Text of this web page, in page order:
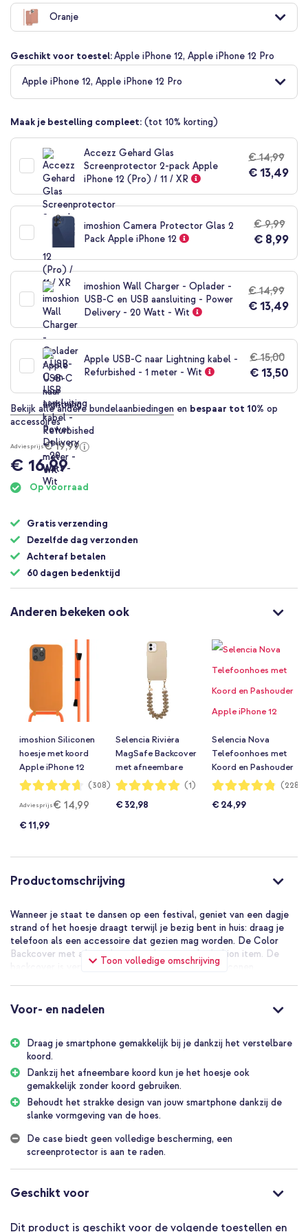
naar
begin
de
afbeeldingen-
gallerij
Oranje
Geschikt voor toestel:Apple iPhone 12, Apple iPhone 12 Pro
Apple iPhone 12, Apple iPhone 12 Pro
Maak je bestelling compleet: (tot 10% korting)
Accezz Gehard Glas
Screenprotector 2-pack Apple
iPhone 12 (Pro) / 11 / XR
€ 14,99
€ 13,49
imoshion Camera Protector Glas 2
Pack Apple iPhone 12
€ 9,99
€ 8,99
imoshion Wall Charger - Oplader -
USB-C en USB aansluiting - Power
Delivery - 20 Watt - Wit
€ 14,99
€ 13,49
Apple USB-C naar Lightning kabel -
Refurbished - 1 meter - Wit
€ 15,00
€ 13,50
Bekijk alle andere bundelaanbiedingen en bespaar tot 10% op
accessoires
Adviesprijs€ 19,99
€ 16,99
Op voorraad
Gratis verzending
Dezelfde dag verzonden
Achteraf betalen
60 dagen bedenktijd
Anderen bekeken ook
imoshion Siliconen
hoesje met koord
Apple iPhone 12
(Pro) - Oranje
Waardering:
93%
(308)
Adviesprijs€ 14,99
€ 11,99
Selencia Rivièra
MagSafe Backcover
met afneembare
haakjes voor de
Pro - Milky Latte +
Waardering:
100%
(1)
€ 32,98
Selencia Nova
Telefoonhoes met
Koord en Pashouder
Apple iPhone 12
Brown
Waardering:
96%
(228)
€ 24,99
Productomschrijving
Toon volledige omschrijving
Wanneer je staat te dansen op een festival, geniet van een dagje
strand of het hoesje draagt terwijl je bezig bent in huis: draag je
telefoon als een accessoire dat gezien mag worden. De Color
Backcover met afneembaar koord is een echt fashion item. De
backcover is vervaardigd uit schokabsorberend, siliconen
backcover is voorzien van een handig, verstelbaar koord. Dankzij
Sterk verstelbaar koord
Het afneembare koord heeft een diameter van 5mm en is gemaakt
van sterk natuurlijk materiaal. Dit maakt het koord zacht maar toch
sterk, en zorgt ervoor dat het bij het dragen niet in je huid snijdt.
Door de schuifconstructie is het makkelijk om het koord in de
juiste lengte te maken. Maak hem lang wanneer je je hoesje cross-
body wil dragen en korter wanneer je hem om je hals of rond je
pols wikkelt.
Het hoogwaardig, schokabsorberende materiaal zorgt voor goede
beeldscherm voorkomt. Dankzij het koord kan je je telefoon
Voor- en nadelen
Draag je smartphone gemakkelijk bij je dankzij het verstelbare
koord.
Dankzij het afneembare koord kun je het hoesje ook
gemakkelijk zonder koord gebruiken.
Behoudt het strakke design van jouw smartphone dankzij de
slanke vormgeving van de hoes.
De case biedt geen volledige bescherming, een
screenprotector is aan te raden.
Geschikt voor
Dit product is geschikt voor de volgende toestellen en